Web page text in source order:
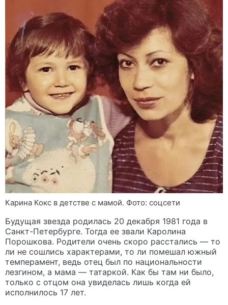
Карина Кокс в детстве с мамой. Фото: соцсети
Будущая звезда родилась 20 декабря 1981 года в
Санкт-Петербурге. Тогда ее звали Каролина
Порошкова. Родители очень скоро расстались — то
ли не сошлись характерами, то ли помешал южный
темперамент, ведь отец был по национальности
лезгином, а мама — татаркой. Как бы там ни было,
только с отцом она увиделась лишь когда ей
исполнилось 17 лет.